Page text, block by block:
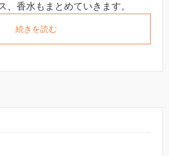
、香水もまとめていきます。
続きを読む